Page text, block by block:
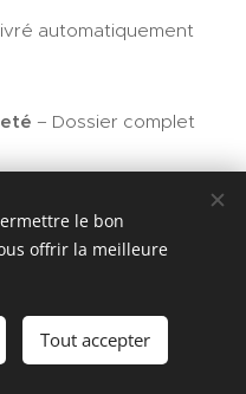
automatiquement
– Dossier complet
– Vérification des
le bon
offrir la meilleure
Tout accepter